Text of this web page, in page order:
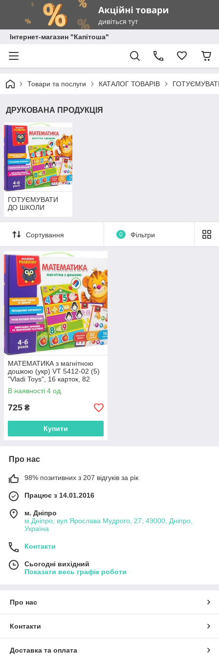
Інтернет-магазин "Капітоша"
Товари та послуги КАТАЛОГ ТОВАРІВ
ДРУКОВАНА ПРОДУКЦІЯ
ГОТУЄМУВАТИ
ДО ШКОЛИ
Сортування 0 Фільтри
МАТЕМАТИКА з магнітною
дошкою (укр) VT 5412-02 (5)
"Vladi Toys", 16 карток, 82
магніти 36.5 см × 9 см × 28
В наявності 4 од.
725 ₴
Купити
Про нас
98% позитивних з 207 відгуків за рік
Працює з 14.01.2016
м. Дніпро
м.Дніпро, вул Ярослава Мудрого, 27, 49000, Дніпро,
Україна
Контакти
Сьогодні вихідний
Показати весь графік роботи
Про нас
Контакти
Доставка та оплата